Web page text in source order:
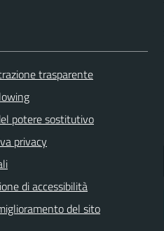
trasparente
potere sostitutivo
privacy
di accessibilità
del sito